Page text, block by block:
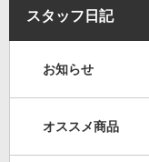
スタッフ日記
お知らせ
オススメ商品